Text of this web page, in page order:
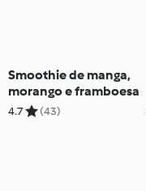
Smoothie de manga,
morango e framboesa
4.7 (43)